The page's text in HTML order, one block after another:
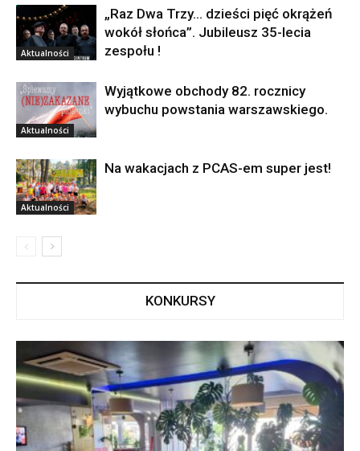
Aktualności
„Raz Dwa Trzy… dzieści pięć okrążeń
wokół słońca”. Jubileusz 35-lecia
zespołu !
Aktualności
Wyjątkowe obchody 82. rocznicy
wybuchu powstania warszawskiego.
Aktualności
Na wakacjach z PCAS-em super jest!
KONKURSY